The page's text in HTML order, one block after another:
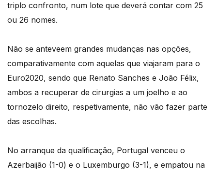
triplo confronto, num lote que deverá contar com 25
ou 26 nomes.
Não se anteveem grandes mudanças nas opções,
comparativamente com aquelas que viajaram para o
Euro2020, sendo que Renato Sanches e João Félix,
ambos a recuperar de cirurgias a um joelho e ao
tornozelo direito, respetivamente, não vão fazer parte
das escolhas.
No arranque da qualificação, Portugal venceu o
Azerbaijão (1-0) e o Luxemburgo (3-1), e empatou na